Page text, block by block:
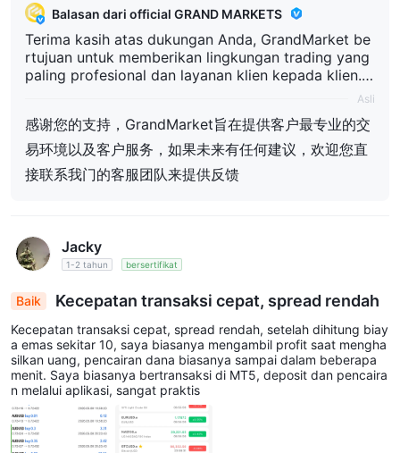
Balasan dari official GRAND MARKETS
Terima kasih atas dukungan Anda, GrandMarket be
rtujuan untuk memberikan lingkungan trading yang
paling profesional dan layanan klien kepada klien. J
ika ada saran di masa mendatang, Anda dapat lang
mberikan feedback
Asli
感谢您的支持，GrandMarket旨在提供客户最专业的交
易环境以及客户服务，如果未来有任何建议，欢迎您直
接联系我门的客服团队来提供反馈
Jacky
1-2 tahun bersertifikat
Baik Kecepatan transaksi cepat, spread rendah
Kecepatan transaksi cepat, spread rendah, setelah dihitung biay
a emas sekitar 10, saya biasanya mengambil profit saat mengha
silkan uang, pencairan dana biasanya sampai dalam beberapa
menit. Saya biasanya bertransaksi di MT5, deposit dan pencaira
n melalui aplikasi, sangat praktis